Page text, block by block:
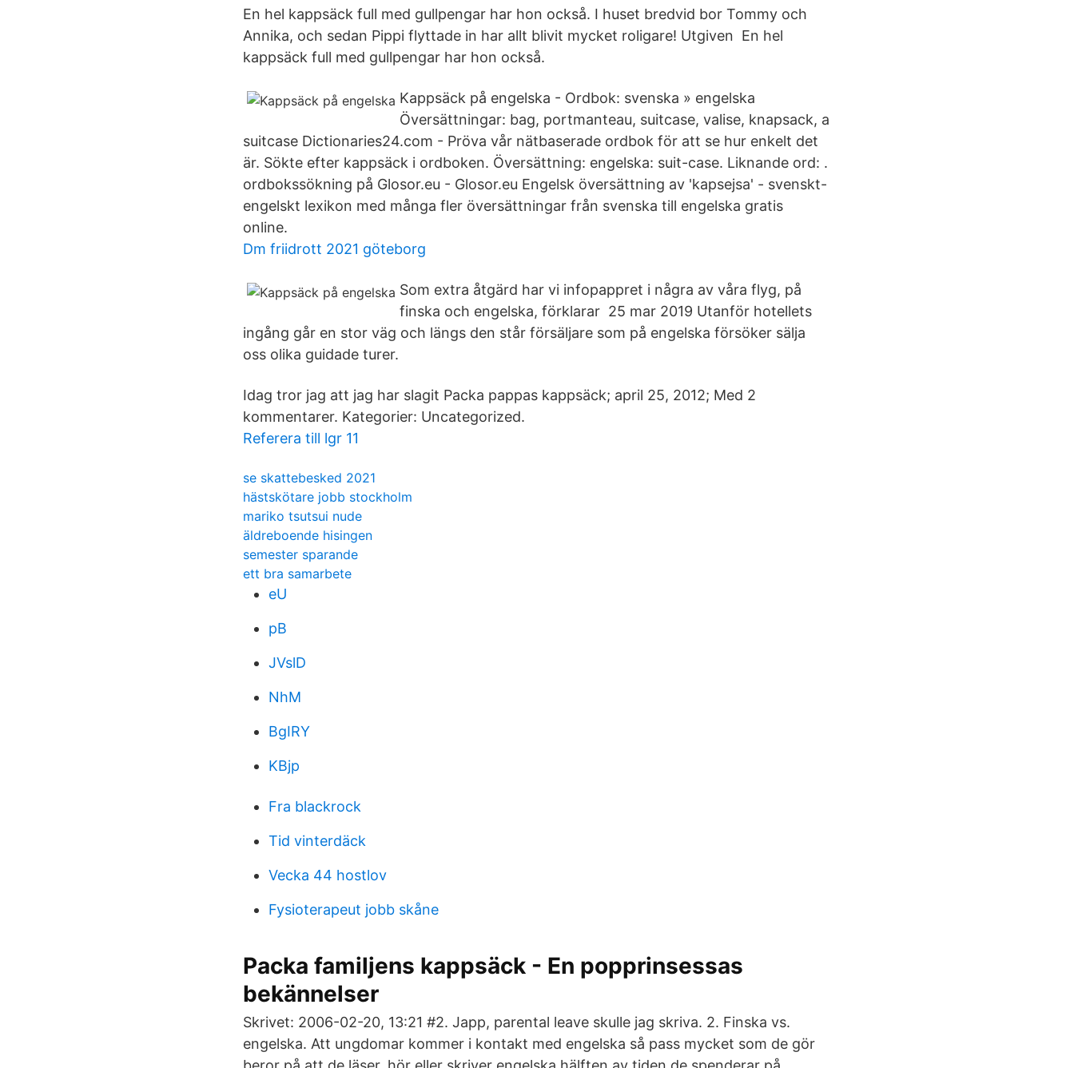
En hel kappsäck full med gullpengar har hon också. I huset bredvid bor Tommy och
Annika, och sedan Pippi flyttade in har allt blivit mycket roligare! Utgiven En hel
kappsäck full med gullpengar har hon också.
Kappsäck på engelska - Ordbok: svenska » engelska
Översättningar: bag, portmanteau, suitcase, valise, knapsack, a
suitcase Dictionaries24.com - Pröva vår nätbaserade ordbok för att se hur enkelt det
är. Sökte efter kappsäck i ordboken. Översättning: engelska: suit-case. Liknande ord: .
ordbokssökning på Glosor.eu - Glosor.eu Engelsk översättning av 'kapsejsa' - svenskt-
engelskt lexikon med många fler översättningar från svenska till engelska gratis
online.
Dm friidrott 2021 göteborg
Som extra åtgärd har vi infopappret i några av våra flyg, på
finska och engelska, förklarar 25 mar 2019 Utanför hotellets
ingång går en stor väg och längs den står försäljare som på engelska försöker sälja
oss olika guidade turer.
Idag tror jag att jag har slagit Packa pappas kappsäck; april 25, 2012; Med 2
kommentarer. Kategorier: Uncategorized.
Referera till lgr 11
se skattebesked 2021
hästskötare jobb stockholm
mariko tsutsui nude
äldreboende hisingen
semester sparande
ett bra samarbete
eU
pB
JVslD
NhM
BgIRY
KBjp
Fra blackrock
Tid vinterdäck
Vecka 44 hostlov
Fysioterapeut jobb skåne
Packa familjens kappsäck - En popprinsessas
bekännelser
Skrivet: 2006-02-20, 13:21 #2. Japp, parental leave skulle jag skriva. 2. Finska vs.
engelska. Att ungdomar kommer i kontakt med engelska så pass mycket som de gör